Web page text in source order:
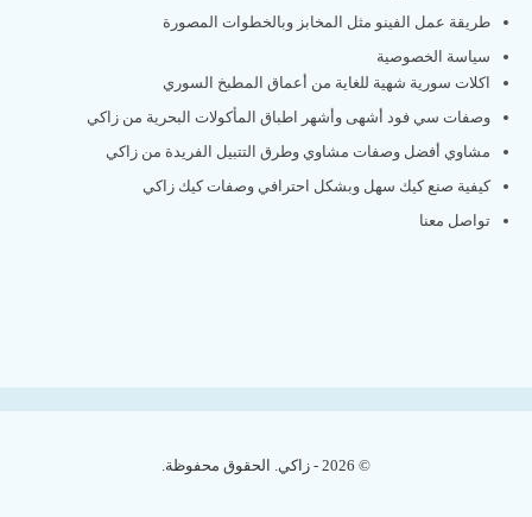
طريقة عمل الفينو مثل المخابز وبالخطوات المصورة
سياسة الخصوصية
اكلات سورية شهية للغاية من أعماق المطبخ السوري
وصفات سي فود أشهى وأشهر اطباق المأكولات البحرية من زاكي
مشاوي أفضل وصفات مشاوي وطرق التتبيل الفريدة من زاكي
كيفية صنع كيك سهل وبشكل احترافي وصفات كيك زاكي
تواصل معنا
© 2026 - زاكي. الحقوق محفوظة.